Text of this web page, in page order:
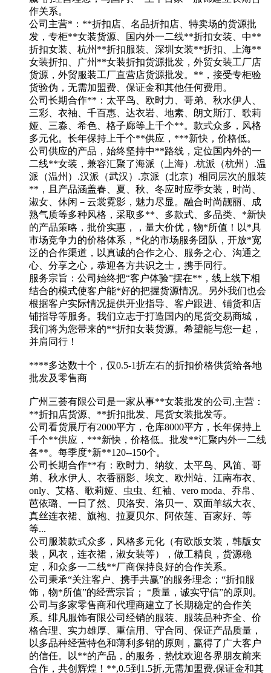
作关系。
公司主营*：**折扣店、名品折扣店、特卖场的货源批
发，专柜**女装货源、国内外一二线**折扣女装、中**
折扣女装、杭州**折扣服装、深圳女装**折扣、上海**
女装折扣、广州**女装折扣货源批发，外贸女装工厂店
货源，外贸服装工厂直营店货源批发。**，接受专柜验
货验伪，无需加盟费、保证金和其他任何费用。
公司长期合作**：太平鸟、欧时力、哥弟、秋水伊人、
三彩、衣袖、千百惠、达衣岩、地素、朗文斯汀、歌莉
娅、三淼、希色、格子廊等上千个**。款式众多，风格
多元化。长年保持上千个**供应，***新快，价格低。
公司供应的产品，始终坚持中**路线，定位国内外的一
二线**女装，兼容汇聚了海派（上海）.杭派（杭州）.温
派（温州）.汉派（武汉）.京派（北京）相同层次的服装
**，且产品涵盖春、夏、秋、冬应时应季女装，时尚、
淑女、休闲－云裳霓影，魅力尽显。融合时尚靓丽、成
熟气质等多种风格，采取多**、多款式、多品类、*新快
的产品策略，批价实惠，，量大价优，物*所值！以*具
市场竞争力的价格体系，*化的市场服务团队，开放*宽
泛的合作渠道，以真诚的合作之心、服务之心、沟通之
心、分享之心，恭迎各方共识之士，携手同行。
服务宗旨：公司始终把“客户体验”摆在**，线上线下相
结合的模式使客户能*好的把握货源情况。另外我们也会
根据客户实际情况提供开业指导、客户跟进、铺货和店
铺指导等服务。我们立志于打造国内的尾货交易商城，
我们将为您带来的**折扣女装货源。希望能与您一起，
并肩同行！
****多达数十个，仅0.5-1折左右的折扣价格供货给各地
批发及零售商
广州三荟有限公司是一家从事**女装批发的公司,主营：
**折扣店货源、**折扣批发、尾货女装批发等。
公司看货展厅有2000平方，仓库8000平方，长年保持上
千个**供应，***新快，价格低。批发**汇聚内外一二线
各**。每季度*新**120--150个。
公司长期合作**有：欧时力、纳纹、太平鸟、风笛、哥
弟、秋水伊人、衣香丽影、埃文、欧州站、江南布衣、
only、艾格、歌莉娅、虫虫、红袖、vero moda、乔帛、
芭依璐、一日了然、贝洛安、洛贝一、双面羊绒大衣、
真丝连衣裙、旗袍、拉夏贝尔、阿依莲、百家好、等
等...
公司服装款式众多，风格多元化（有欧版女装，韩版女
装，风衣，连衣裙，淑女装等），做工精良，货源稳
定，和众多一二线**厂商保持良好的合作关系。
公司秉承“关注客户、携手共赢”的服务理念；“折扣服
饰，物*所值”的经营宗旨； “质量，诚实守信”的原则。
公司与多家零售商和代理商建立了长期稳定的合作关
系。绯凡服饰有限公司经销的服装、服装品种齐全、价
格合理、实力雄厚、重信用、守合同、保证产品质量，
以多品种经营特色和薄利多销的原则，赢得了广大客户
的信任。以**的产品，的服务，热忱欢迎各界朋友前来
合作，共创辉煌！**,0.5到1.5折,无需加盟费,保证金和其